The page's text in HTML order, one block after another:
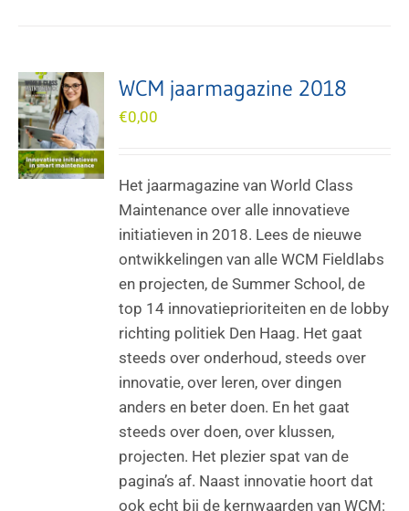
WCM jaarmagazine 2018
€0,00
Het jaarmagazine van World Class
Maintenance over alle innovatieve
initiatieven in 2018. Lees de nieuwe
ontwikkelingen van alle WCM Fieldlabs
en projecten, de Summer School, de
top 14 innovatieprioriteiten en de lobby
richting politiek Den Haag. Het gaat
steeds over onderhoud, steeds over
innovatie, over leren, over dingen
anders en beter doen. En het gaat
steeds over doen, over klussen,
projecten. Het plezier spat van de
pagina’s af. Naast innovatie hoort dat
ook echt bij de kernwaarden van WCM: